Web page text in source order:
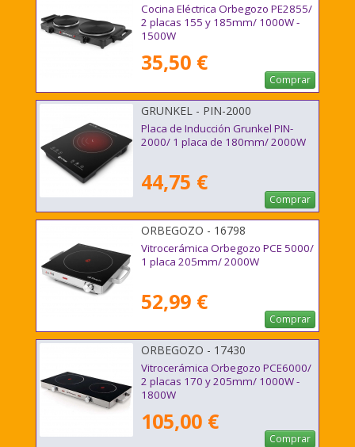
Cocina Eléctrica Orbegozo PE2855/
2 placas 155 y 185mm/ 1000W -
1500W
35,50 €
Comprar
GRUNKEL - PIN-2000
Placa de Inducción Grunkel PIN-
2000/ 1 placa de 180mm/ 2000W
44,75 €
Comprar
ORBEGOZO - 16798
Vitrocerámica Orbegozo PCE 5000/
1 placa 205mm/ 2000W
52,99 €
Comprar
ORBEGOZO - 17430
Vitrocerámica Orbegozo PCE6000/
2 placas 170 y 205mm/ 1000W -
1800W
105,00 €
Comprar